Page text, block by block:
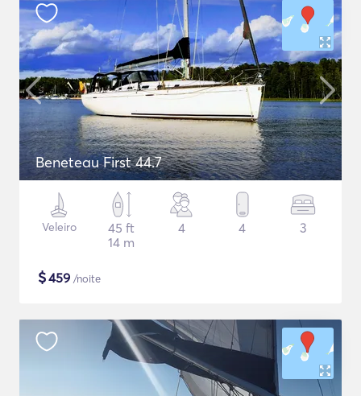
Beneteau First 44.7
Veleiro
45 ft
14 m
4 4 3
$459 /noite